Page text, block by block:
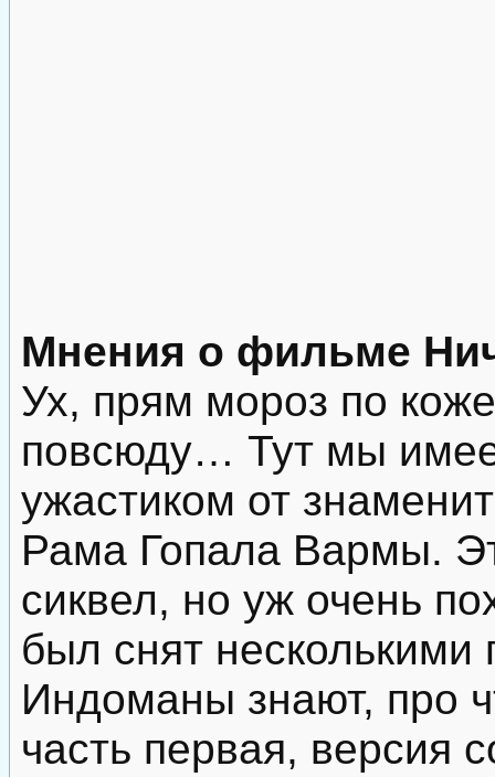
Мнения о фильме
Ух, прям мороз по
повсюду… Тут мы
ужастиком от
Рама Гопала Вармы.
сиквел, но уж очень
был снят
Индоманы знают, про
часть первая, версия